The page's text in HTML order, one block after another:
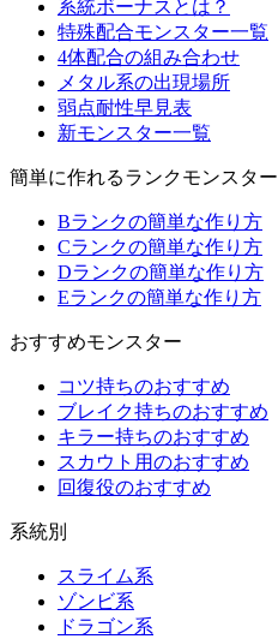
系統ボーナスとは？
特殊配合モンスター一覧
4体配合の組み合わせ
メタル系の出現場所
弱点耐性早見表
新モンスター一覧
簡単に作れるランクモンスター
Bランクの簡単な作り方
Cランクの簡単な作り方
Dランクの簡単な作り方
Eランクの簡単な作り方
おすすめモンスター
コツ持ちのおすすめ
ブレイク持ちのおすすめ
キラー持ちのおすすめ
スカウト用のおすすめ
回復役のおすすめ
系統別
スライム系
ゾンビ系
ドラゴン系